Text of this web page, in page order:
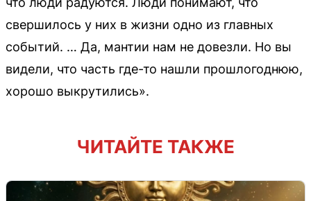
свершилось у них в жизни одно из главных
событий. … Да, мантии нам не довезли. Но вы
видели, что часть где-то нашли прошлогоднюю,
хорошо выкрутились».
ЧИТАЙТЕ ТАКЖЕ